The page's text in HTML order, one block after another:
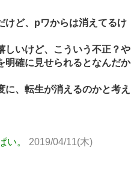
けど、pワからは消えてるけ
しいけど、こういう不正？や
明確に見せられるとなんだか
に、転生が消えるのかと考え
い。
2019/04/11(木)